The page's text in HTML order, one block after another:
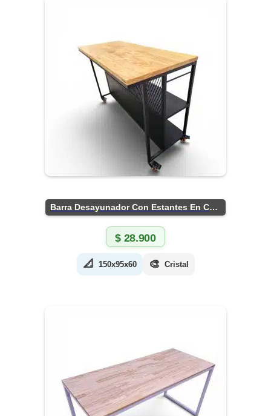
Barra Desayunador Con Estantes En Chapa
$28.900
📐 150x95x60 🎨 Cristal